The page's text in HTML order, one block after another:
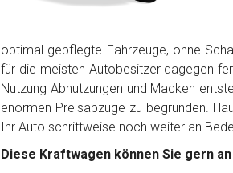
optimal gepflegte Fahrzeuge, ohne
für die meisten Autobesitzer dagegen
Nutzung Abnutzungen und Macken
enormen Preisabzüge zu begründen.
Ihr Auto schrittweise noch weiter an
Diese Kraftwagen können Sie gern